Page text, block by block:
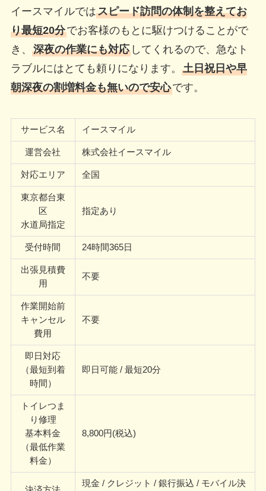
イースマイルではスピード訪問の体制を整えてお
り最短20分でお客様のもとに駆けつけることがで
き、 深夜の作業にも対応してくれるので、急なト
ラブルにはとても頼りになります。 土日祝日や早
朝深夜の割増料金も無いので安心です。
サービス名 イースマイル
運営会社 株式会社イースマイル
対応エリア 全国
東京都台東
区
水道局指定
指定あり
受付時間 24時間365日
出張見積費
用
不要
作業開始前
キャンセル
費用
不要
即日対応
（最短到着
時間）
即日可能 / 最短20分
トイレつま
り修理
基本料金
（最低作業
料金）
8,800円(税込)
現金 / クレジット / 銀行振込 / モバイル決